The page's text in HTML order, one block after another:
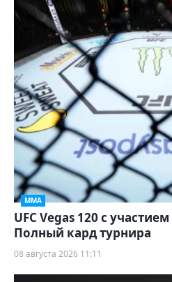
ММА
UFC Vegas 120 с
Полный кард турнира
08 августа 2026 11:11